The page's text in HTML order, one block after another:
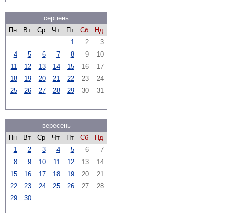
серпень
Пн
Вт Ср Чт Пт Сб
Нд
1
2
3
4
5 6 7 8 9
10
11
12 13 14 15 16
17
18
19 20 21 22 23
24
25
26 27 28 29 30 31
вересень
Пн
Вт Ср Чт Пт Сб
Нд
1
2 3 4 5 6
7
8
9 10 11 12 13
14
15
16 17 18 19 20
21
22
23 24 25 26 27
28
29
30